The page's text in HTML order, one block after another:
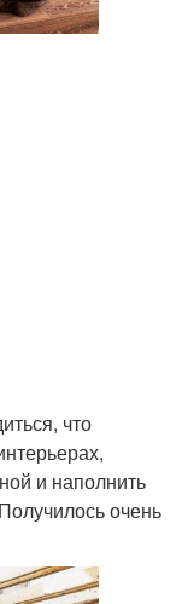
что
и наполнить
очень